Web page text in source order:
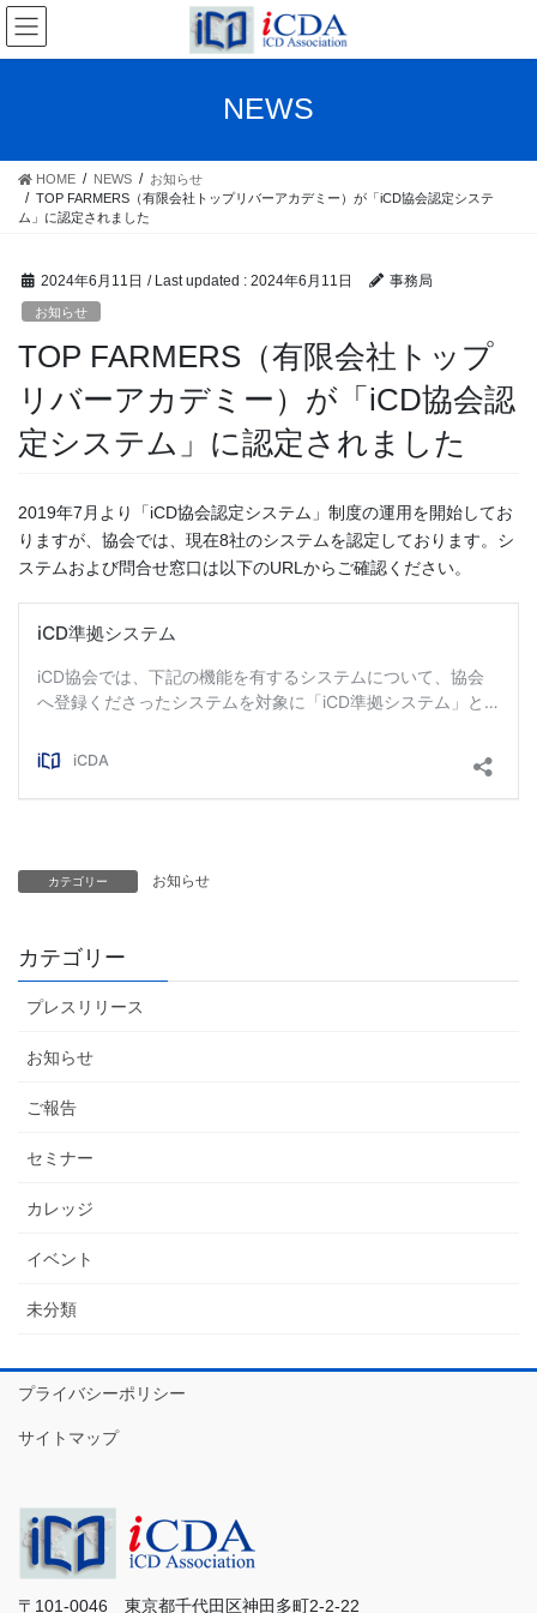
Skip
the
Skip
the
NEWS
HOME NEWS
お知らせ
TOP FARMERS（有限会社トップリバーアカデミー）が「iCD協会認定システ
ム」に認定されました
2024年6月11日 / Last updated : 2024年6月11日 事務局
お知らせ
TOP FARMERS（有限会社トップ
リバーアカデミー）が「iCD協会認
定システム」に認定されました
2019年7月より「iCD協会認定システム」制度の運用を開始してお
りますが、協会では、現在8社のシステムを認定しております。シ
ステムおよび問合せ窓口は以下のURLからご確認ください。
カテゴリー お知らせ
カテゴリー
プレスリリース
お知らせ
ご報告
セミナー
カレッジ
イベント
未分類
プライバシーポリシー
サイトマップ
〒101-0046 東京都千代田区神田多町2-2-22